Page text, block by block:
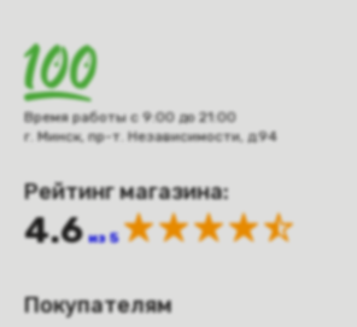
Время работы с 9:00 до 21:00
г. Минск, пр-т. Независимости, д.94
Рейтинг магазина:
4.6 из 5
Покупателям